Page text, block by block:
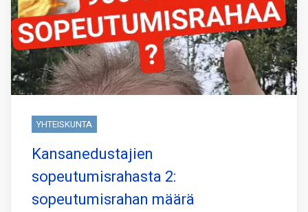
YHTEISKUNTA
Kansanedustajien
sopeutumisrahasta 2:
sopeutumisrahan määrä